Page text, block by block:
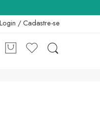
Login / Cadastre-se